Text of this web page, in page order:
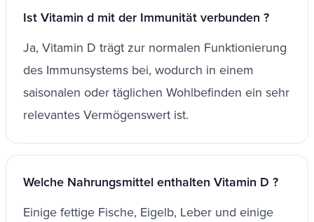
Ist Vitamin d mit der Immunität verbunden ?
Ja, Vitamin D trägt zur normalen Funktionierung
des Immunsystems bei, wodurch in einem
saisonalen oder täglichen Wohlbefinden ein sehr
relevantes Vermögenswert ist.
Welche Nahrungsmittel enthalten Vitamin D ?
Einige fettige Fische, Eigelb, Leber und einige